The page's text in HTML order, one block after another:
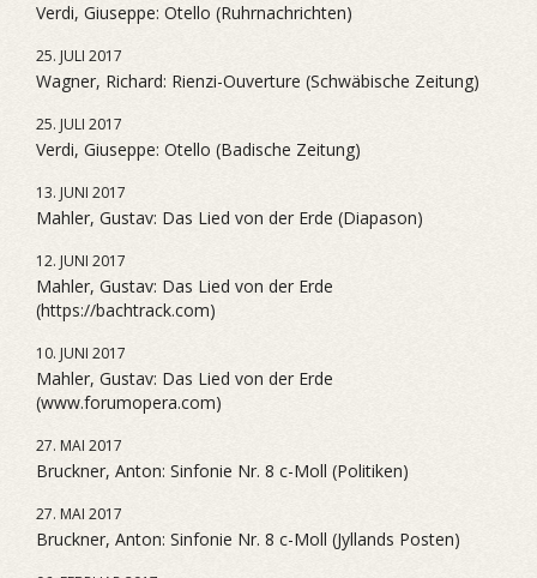
Verdi, Giuseppe: Otello (Ruhrnachrichten)
25. JULI 2017
Wagner, Richard: Rienzi-Ouverture (Schwäbische Zeitung)
25. JULI 2017
Verdi, Giuseppe: Otello (Badische Zeitung)
13. JUNI 2017
Mahler, Gustav: Das Lied von der Erde (Diapason)
12. JUNI 2017
Mahler, Gustav: Das Lied von der Erde
(https://bachtrack.com)
10. JUNI 2017
Mahler, Gustav: Das Lied von der Erde
(www.forumopera.com)
27. MAI 2017
Bruckner, Anton: Sinfonie Nr. 8 c-Moll (Politiken)
27. MAI 2017
Bruckner, Anton: Sinfonie Nr. 8 c-Moll (Jyllands Posten)